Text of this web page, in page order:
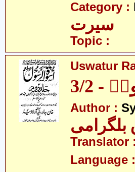
Category :
سیرت
Topic :
Uswatur
- 3/2
Author :
بلگرامی
Translator :
Language :